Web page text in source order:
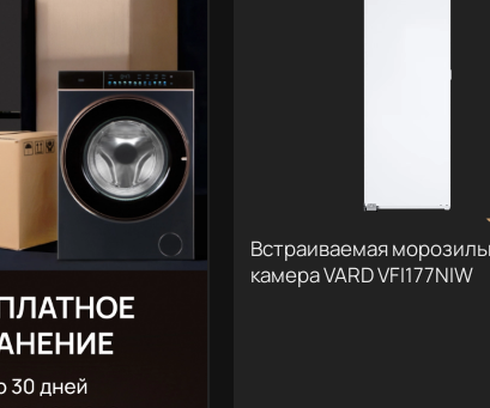
Встраиваемая
камера VARD VFI177NIW